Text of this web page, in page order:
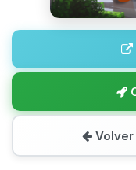
Volver